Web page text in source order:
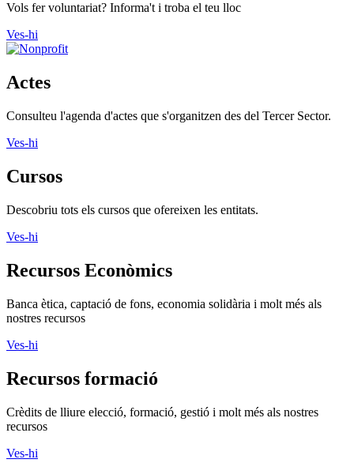
Vols fer voluntariat? Informa't i troba el teu lloc
Ves-hi
Actes
Consulteu l'agenda d'actes que s'organitzen des del Tercer Sector.
Ves-hi
Cursos
Descobriu tots els cursos que ofereixen les entitats.
Ves-hi
Recursos Econòmics
Banca ètica, captació de fons, economia solidària i molt més als
nostres recursos
Ves-hi
Recursos formació
Crèdits de lliure elecció, formació, gestió i molt més als nostres
recursos
Ves-hi